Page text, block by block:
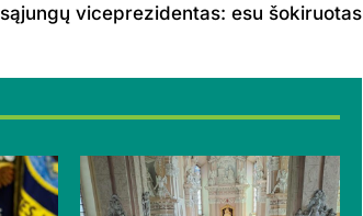
sąjungų viceprezidentas: esu šokiruotas